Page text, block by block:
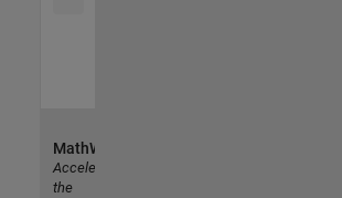
MathWorks
Accelerating
the